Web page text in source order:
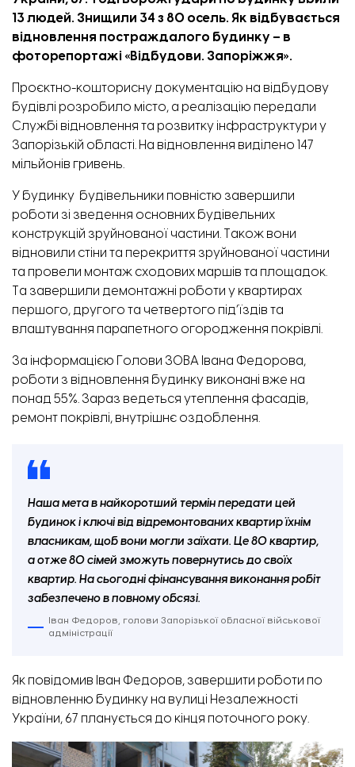
13 людей. Знищили 34 з 80 осель. Як відбувається
відновлення постраждалого будинку – в
фоторепортажі «Відбудови. Запоріжжя».
Проєктно-кошторисну документацію на відбудову
будівлі розробило місто, а реалізацію передали
Службі відновлення та розвитку інфраструктури у
Запорізькій області. На відновлення виділено 147
мільйонів гривень.
У будинку будівельники повністю завершили
роботи зі зведення основних будівельних
конструкцій зруйнованої частини. Також вони
відновили стіни та перекриття зруйнованої частини
та провели монтаж сходових маршів та площадок.
Та завершили демонтажні роботи у квартирах
першого, другого та четвертого під’їздів та
влаштування парапетного огородження покрівлі.
За інформацією Голови ЗОВА Івана Федорова,
роботи з відновлення будинку виконані вже на
понад 55%. Зараз ведеться утеплення фасадів,
ремонт покрівлі, внутрішнє оздоблення.
Наша мета в найкоротший термін передати цей
будинок і ключі від відремонтованих квартир їхнім
власникам, щоб вони могли заїхати. Це 80 квартир,
а отже 80 сімей зможуть повернутись до своїх
квартир. На сьогодні фінансування виконання робіт
забезпечено в повному обсязі.
Іван Федоров, голови Запорізької обласної військової
адміністрації
Як повідомив Іван Федоров, завершити роботи по
відновленню будинку на вулиці Незалежності
України, 67 планується до кінця поточного року.